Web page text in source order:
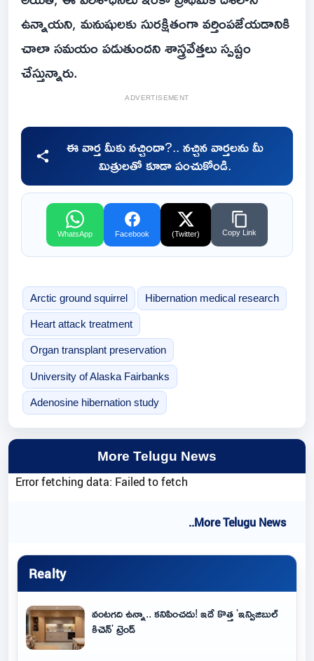
ఉన్నాయని, మనుషులకు సురక్షితంగా వర్తింపజేయడానికి
చాలా సమయం పడుతుందని శాస్త్రవేత్తలు స్పష్టం
చేస్తున్నారు.
ADVERTISEMENT
ఈ వార్త మీకు నచ్చిందా?.. నచ్చిన వార్తలను మీ
మిత్రులతో కూడా పంచుకోండి.
WhatsApp Facebook (Twitter) Copy Link
Arctic ground squirrel Hibernation medical research
Heart attack treatment
Organ transplant preservation
University of Alaska Fairbanks
Adenosine hibernation study
More Telugu News
Error fetching data: Failed to fetch
..More Telugu News
Realty
వంటగది ఉన్నా.. కనిపించదు! ఇదే కొత్త 'ఇన్విజిబుల్
కిచెన్' ట్రెండ్